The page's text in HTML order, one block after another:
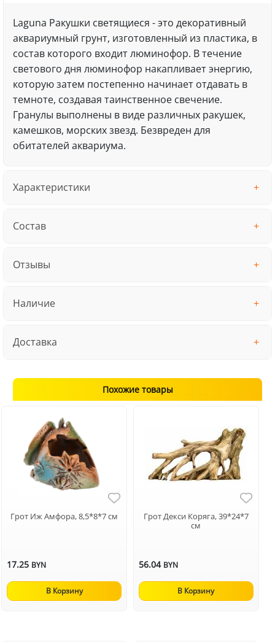
Laguna Ракушки светящиеся - это декоративный
аквариумный грунт, изготовленный из пластика, в
состав которого входит люминофор. В течение
светового дня люминофор накапливает энергию,
которую затем постепенно начинает отдавать в
темноте, создавая таинственное свечение.
Гранулы выполнены в виде различных ракушек,
камешков, морских звезд. Безвреден для
обитателей аквариума.
Характеристики
Состав
Отзывы
Наличие
Доставка
Похожие товары
Грот Иж Амфора, 8,5*8*7 см
17.25 BYN
В Корзину
Грот Декси Коряга, 39*24*7
см
56.04 BYN
В Корзину